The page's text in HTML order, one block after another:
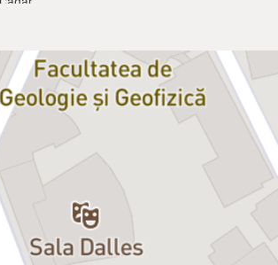
Pauză: Nu
de Centrul de Creație și Cercetare „Ion Sava”
9G la TNB.
aflat la granița dintre viață și teatru,
autentic până la a deveni un fragment de
Alinei Șerban impresionează publicul de toate
la empatie. Povestea fetei de etnie romă, care
mică diferențele de rasă, culoare, mediu, dar
în viață și să transforme complexele în
are forța unui exercițiu terapeutic.